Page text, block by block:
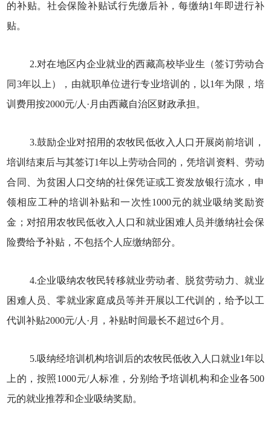
的补贴。社会保险补贴试行先缴后补，每缴纳1年即进行补
贴。
2.对在地区内企业就业的西藏高校毕业生（签订劳动合
同3年以上），由就职单位进行专业培训的，以1年为限，培
训费用按2000元/人·月由西藏自治区财政承担。
3.鼓励企业对招用的农牧民低收入人口开展岗前培训，
培训结束后与其签订1年以上劳动合同的，凭培训资料、劳动
合同、为贫困人口交纳的社保凭证或工资发放银行流水，申
领相应工种的培训补贴和一次性1000元的就业吸纳奖励资
金；对招用农牧民低收入人口和就业困难人员并缴纳社会保
险费给予补贴，不包括个人应缴纳部分。
4.企业吸纳农牧民转移就业劳动者、脱贫劳动力、就业
困难人员、零就业家庭成员等并开展以工代训的，给予以工
代训补贴2000元/人·月，补贴时间最长不超过6个月。
5.吸纳经培训机构培训后的农牧民低收入人口就业1年以
上的，按照1000元/人标准，分别给予培训机构和企业各500
元的就业推荐和企业吸纳奖励。